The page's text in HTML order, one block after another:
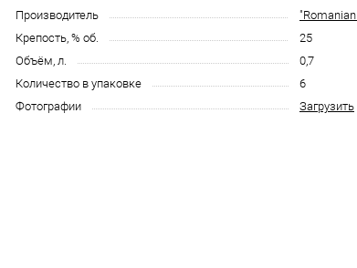
Производитель
Крепость, % об.
25
Объём, л.
0,7
Количество в упаковке
6
Фотографии
Загрузить